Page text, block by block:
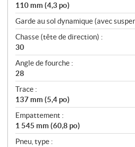
110 mm (4,3 po)
Garde au sol dynamique (avec
Chasse (tête de direction) :
30
Angle de fourche :
28
Trace :
137 mm (5,4 po)
Empattement :
1 545 mm (60,8 po)
Pneu, type :